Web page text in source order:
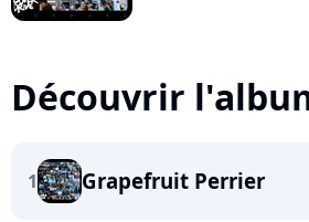
Découvrir
1 Grapefruit Perrier